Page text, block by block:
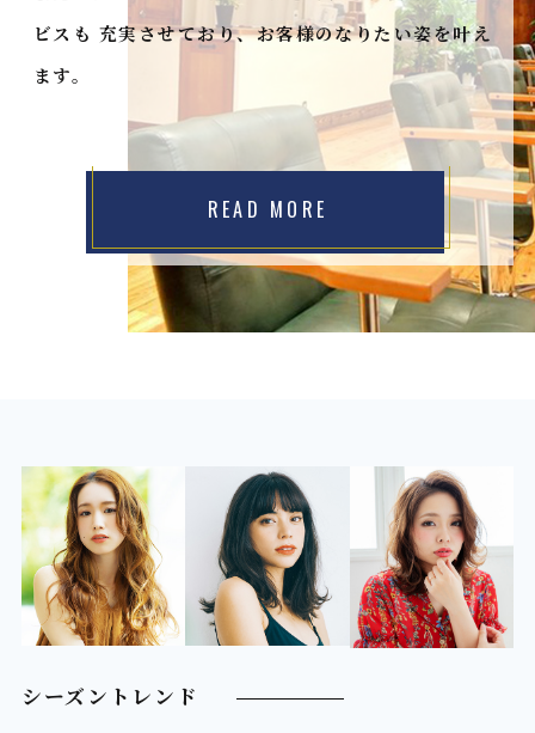
ビスも 充実させており、お客様のなりたい姿を叶え
ます。
READ MORE
シーズントレンド